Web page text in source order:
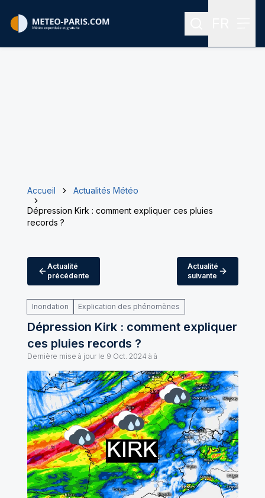
Rechercher
Accueil
Actualités Météo
Dépression Kirk : comment expliquer ces pluies
records ?
Actualité
précédente
Actualité
suivante
Inondation Explication des phénomènes
Dépression Kirk : comment expliquer
ces pluies records ?
Dernière mise à jour le 9 Oct. 2024 à à